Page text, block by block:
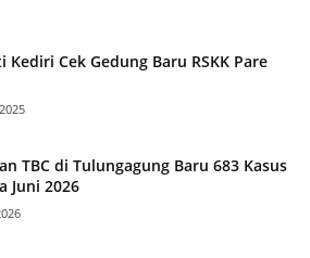
Kediri Cek Gedung Baru RSKK Pare
TBC di Tulungagung Baru 683 Kasus
Juni 2026